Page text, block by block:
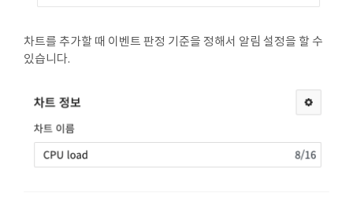
차트를 추가할 때 이벤트 판정 기준을 정해서 알림 설정을 할 수
있습니다.